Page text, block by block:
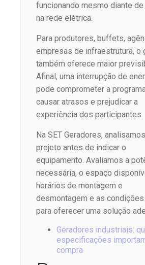
funcionando mesmo diante
na rede elétrica.
Para produtores, buffets,
empresas de infraestrutura, o
também oferece maior
Afinal, uma interrupção de
pode comprometer a
causar atrasos e prejudicar a
experiência dos participantes.
Na SET Geradores,
projeto antes de indicar o
equipamento. Avaliamos a
necessária, o espaço
horários de montagem e
desmontagem e as condições
para oferecer uma solução
Geradores industriais:
especificações
compra